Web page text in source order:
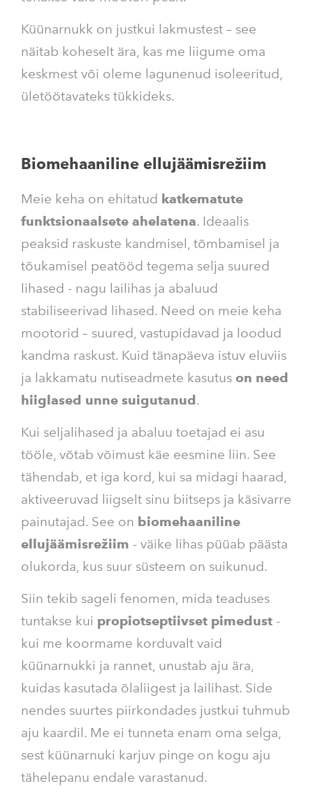
Küünarnukk on justkui lakmustest – see
näitab koheselt ära, kas me liigume oma
keskmest või oleme lagunenud isoleeritud,
ületöötavateks tükkideks.
Biomehaaniline ellujäämisrežiim
Meie keha on ehitatud katkematute
funktsionaalsete ahelatena. Ideaalis
peaksid raskuste kandmisel, tõmbamisel ja
tõukamisel peatööd tegema selja suured
lihased - nagu lailihas ja abaluud
stabiliseerivad lihased. Need on meie keha
mootorid – suured, vastupidavad ja loodud
kandma raskust. Kuid tänapäeva istuv eluviis
ja lakkamatu nutiseadmete kasutus on need
hiiglased unne suigutanud.
Kui seljalihased ja abaluu toetajad ei asu
tööle, võtab võimust käe eesmine liin. See
tähendab, et iga kord, kui sa midagi haarad,
aktiveeruvad liigselt sinu biitseps ja käsivarre
painutajad. See on biomehaaniline
ellujäämisrežiim - väike lihas püüab päästa
olukorda, kus suur süsteem on suikunud.
Siin tekib sageli fenomen, mida teaduses
tuntakse kui propiotseptiivset pimedust -
kui me koormame korduvalt vaid
küünarnukki ja rannet, unustab aju ära,
kuidas kasutada õlaliigest ja lailihast. Side
nendes suurtes piirkondades justkui tuhmub
aju kaardil. Me ei tunneta enam oma selga,
sest küünarnuki karjuv pinge on kogu aju
tähelepanu endale varastanud.